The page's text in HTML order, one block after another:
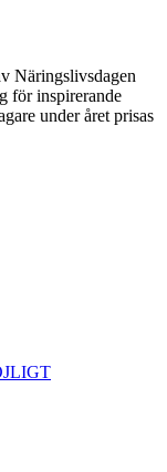
Näringslivsdagen
för inspirerande
under året prisas